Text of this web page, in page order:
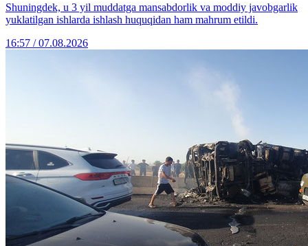
Shuningdek, u 3 yil muddatga mansabdorlik va moddiy javobgarlik
yuklatilgan ishlarda ishlash huquqidan ham mahrum etildi.
16:57 / 07.08.2026